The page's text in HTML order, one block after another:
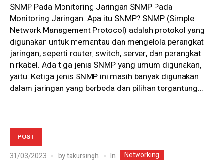
SNMP Pada Monitoring Jaringan SNMP Pada
Monitoring Jaringan. Apa itu SNMP? SNMP (Simple
Network Management Protocol) adalah protokol yang
digunakan untuk memantau dan mengelola perangkat
jaringan, seperti router, switch, server, dan perangkat
nirkabel. Ada tiga jenis SNMP yang umum digunakan,
yaitu: Ketiga jenis SNMP ini masih banyak digunakan
dalam jaringan yang berbeda dan pilihan tergantung...
POST
31/03/2023 bytakursingh In Networking